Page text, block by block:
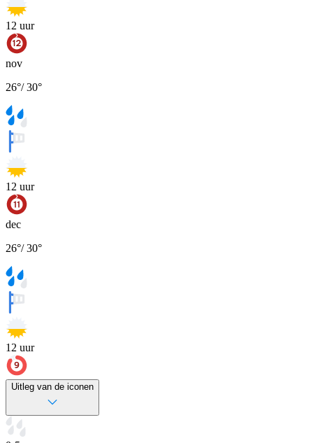
12 uur
nov
26°/30°
12 uur
dec
26°/30°
12 uur
Uitleg van de iconen